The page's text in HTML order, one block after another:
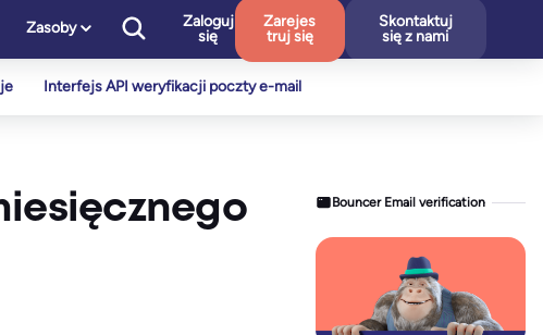
Zasoby
Zaloguj
się
Zarejes
truj się
Skontaktuj
się z nami
Interfejs API weryfikacji poczty e-mail
Bouncer Email verification